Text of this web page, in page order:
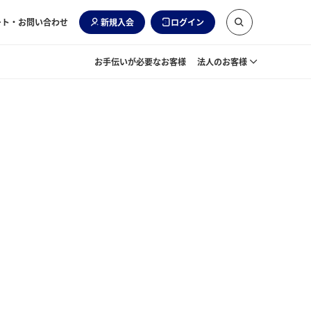
・お問い合わせ 新規入会 ログイン
お手伝いが必要なお客様 法人のお客様